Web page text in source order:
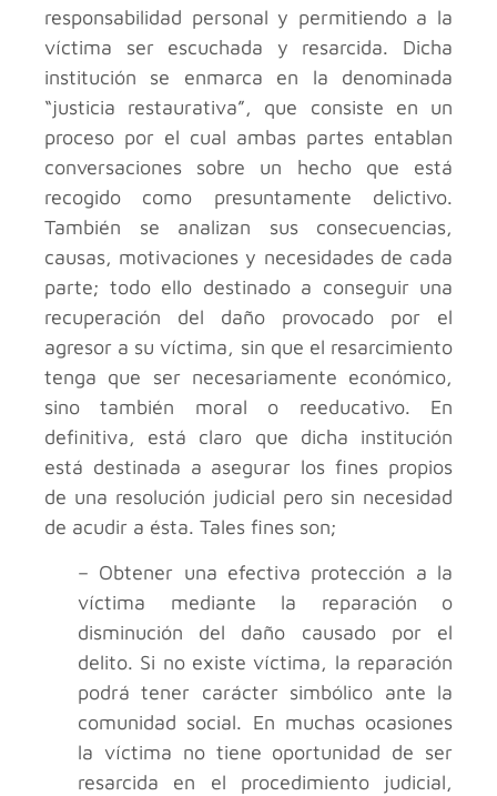
responsabilidad personal y permitiendo a la
víctima ser escuchada y resarcida. Dicha
institución se enmarca en la denominada
“justicia restaurativa”, que consiste en un
proceso por el cual ambas partes entablan
conversaciones sobre un hecho que está
recogido como presuntamente delictivo.
También se analizan sus consecuencias,
causas, motivaciones y necesidades de cada
parte; todo ello destinado a conseguir una
recuperación del daño provocado por el
agresor a su víctima, sin que el resarcimiento
tenga que ser necesariamente económico,
sino también moral o reeducativo. En
definitiva, está claro que dicha institución
está destinada a asegurar los fines propios
de una resolución judicial pero sin necesidad
de acudir a ésta. Tales fines son;
– Obtener una efectiva protección a la
víctima mediante la reparación o
disminución del daño causado por el
delito. Si no existe víctima, la reparación
podrá tener carácter simbólico ante la
comunidad social. En muchas ocasiones
la víctima no tiene oportunidad de ser
resarcida en el procedimiento judicial,